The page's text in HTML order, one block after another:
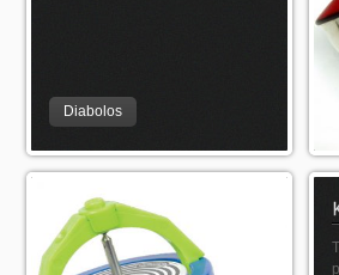
Diabolos
A s'en faire tourner la tête !